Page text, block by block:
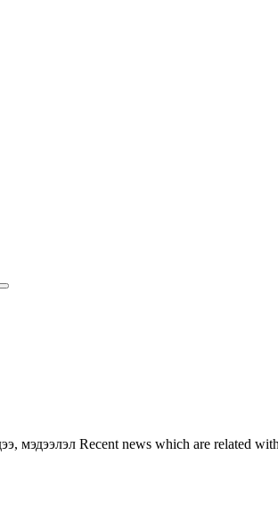
мэдээлэл Recent news which are related